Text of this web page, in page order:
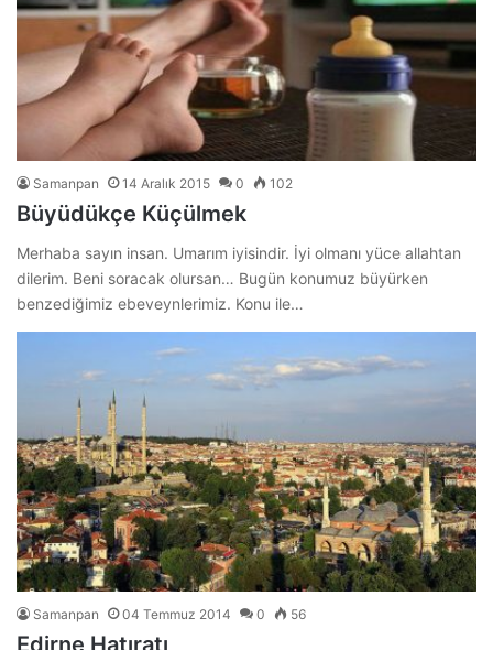
Samanpan 14 Aralık 2015 0 102
Büyüdükçe Küçülmek
Merhaba sayın insan. Umarım iyisindir. İyi olmanı yüce allahtan
dilerim. Beni soracak olursan… Bugün konumuz büyürken
benzediğimiz ebeveynlerimiz. Konu ile…
Samanpan 04 Temmuz 2014 0 56
Edirne Hatıratı